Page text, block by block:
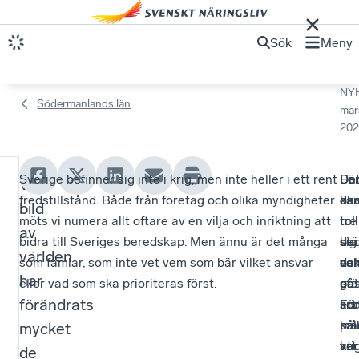
Sök Meny
Södermanlands län
Vår
bild
av
världen
har
förändrats
mycket
de
Sverige befinner sig inte i krig, men inte heller i ett rent
fredstillstånd. Både från företag och olika myndigheter
möts vi numera allt oftare av en vilja och inriktning att
bidra till Sveriges beredskap. Men ännu är det många
som famlar, som inte vet vem som bär vilket ansvar
eller vad som ska prioriteras först.
de
tre
roll
på
att
i
sig
roll
på
att